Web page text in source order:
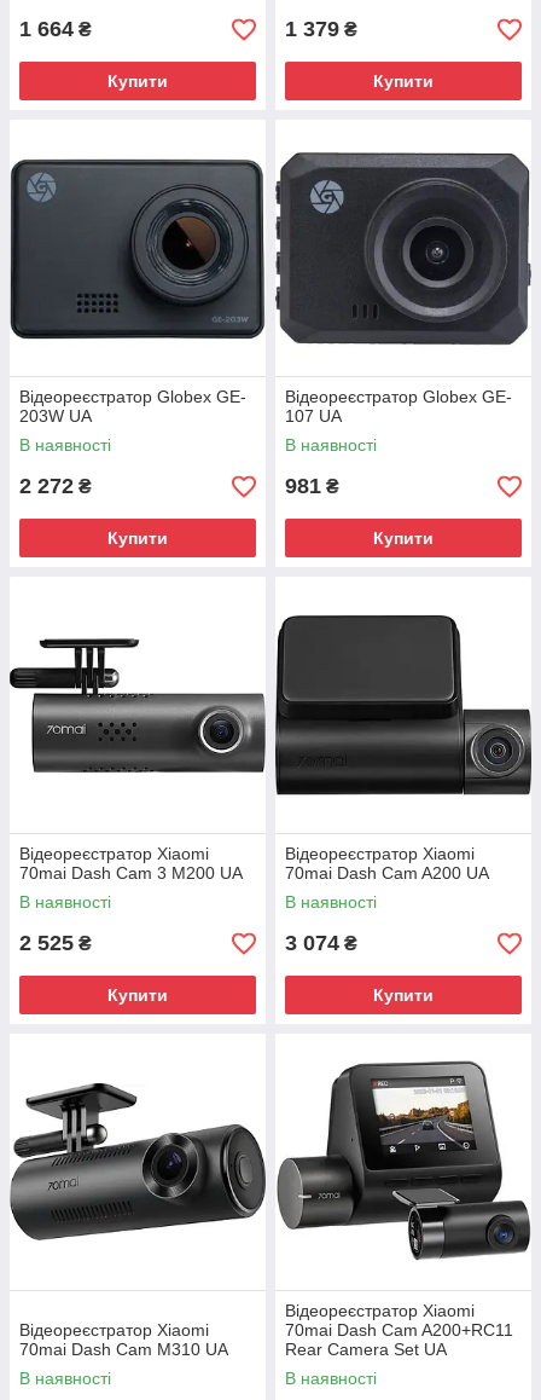
1 664 ₴
Купити
1 379 ₴
Купити
Відеореєстратор Globex GE-
203W UA
В наявності
2 272 ₴
Купити
Відеореєстратор Globex GE-
107 UA
В наявності
981 ₴
Купити
Відеореєстратор Xiaomi
70mai Dash Cam 3 M200 UA
В наявності
2 525 ₴
Купити
Відеореєстратор Xiaomi
70mai Dash Cam A200 UA
В наявності
3 074 ₴
Купити
Відеореєстратор Xiaomi
70mai Dash Cam M310 UA
В наявності
Відеореєстратор Xiaomi
70mai Dash Cam A200+RC11
Rear Camera Set UA
В наявності